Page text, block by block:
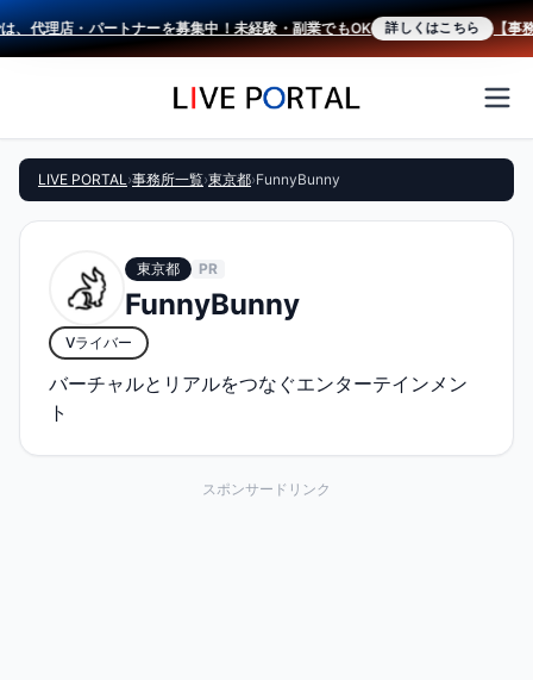
代理店・パートナーを募集中！未経験・副業でもOK 詳しくはこちら 【事務
LIVE PORTAL ›事務所一覧›東京都›FunnyBunny
東京都 PR
FunnyBunny
Vライバー
バーチャルとリアルをつなぐエンターテインメン
ト
スポンサードリンク